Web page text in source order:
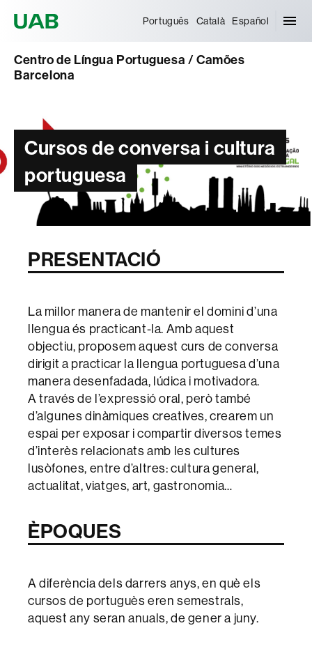
Português Català Español
Centro de Língua Portuguesa / Camões
Barcelona
Cursos de conversa i cultura
portuguesa
PRESENTACIÓ
La millor manera de mantenir el domini d’una
llengua és practicant-la. Amb aquest
objectiu, proposem aquest curs de conversa
dirigit a practicar la llengua portuguesa d’una
manera desenfadada, lúdica i motivadora.
A través de l’expressió oral, però també
d’algunes dinàmiques creatives, crearem un
espai per exposar i compartir diversos temes
d’interès relacionats amb les cultures
lusòfones, entre d’altres: cultura general,
actualitat, viatges, art, gastronomia…
ÈPOQUES
A diferència dels darrers anys, en què els
cursos de portuguès eren semestrals,
aquest any seran anuals, de gener a juny.